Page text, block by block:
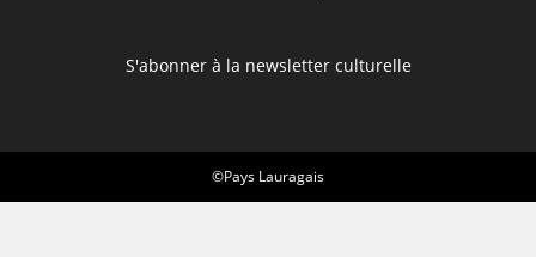
S'abonner à la newsletter culturelle
©Pays Lauragais